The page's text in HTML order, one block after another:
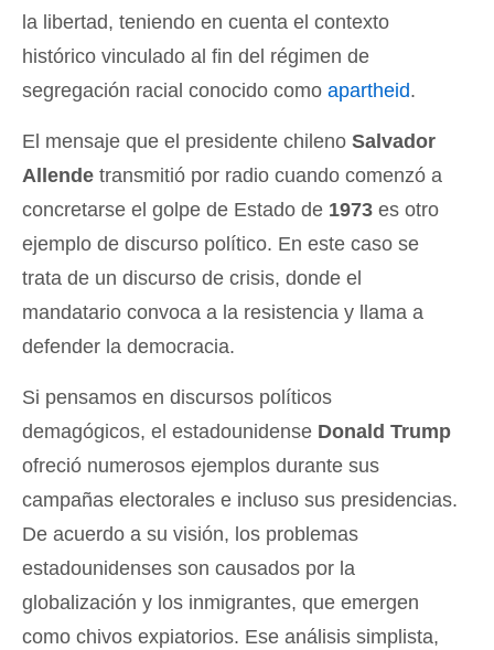
la libertad, teniendo en cuenta el contexto
histórico vinculado al fin del régimen de
segregación racial conocido como apartheid.
El mensaje que el presidente chileno Salvador
Allende transmitió por radio cuando comenzó a
concretarse el golpe de Estado de 1973 es otro
ejemplo de discurso político. En este caso se
trata de un discurso de crisis, donde el
mandatario convoca a la resistencia y llama a
defender la democracia.
Si pensamos en discursos políticos
demagógicos, el estadounidense Donald Trump
ofreció numerosos ejemplos durante sus
campañas electorales e incluso sus presidencias.
De acuerdo a su visión, los problemas
estadounidenses son causados por la
globalización y los inmigrantes, que emergen
como chivos expiatorios. Ese análisis simplista,